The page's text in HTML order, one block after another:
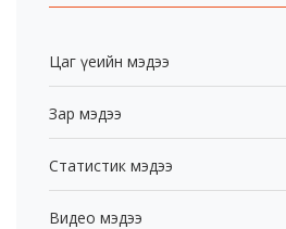
Цаг үеийн мэдээ
Зар мэдээ
Статистик мэдээ
Видео мэдээ